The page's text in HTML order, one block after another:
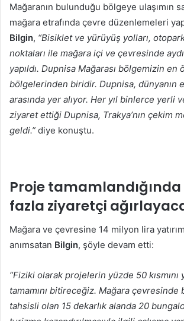
Mağaranın bulunduğu bölgeye ulaşımın
mağara etrafında çevre düzenlemeleri
Bilgin, “Bisiklet ve yürüyüş yolları,
noktaları ile mağara içi ve çevresinde
yapıldı. Dupnisa Mağarası bölgemizin
bölgelerinden biridir. Dupnisa, dünyanın
arasında yer alıyor. Her yıl binlerce yerli
ziyaret ettiği Dupnisa, Trakya’nın çekim
geldi.” diye konuştu.
Proje
fazla ziyaretçi
Mağara ve çevresine 14 milyon lira yatırım
anımsatan Bilgin, şöyle devam etti:
“Fiziki olarak projelerin yüzde 50 kısmını
tamamını bitireceğiz. Mağara çevresinde
tahsisli olan 15 dekarlık alanda 20